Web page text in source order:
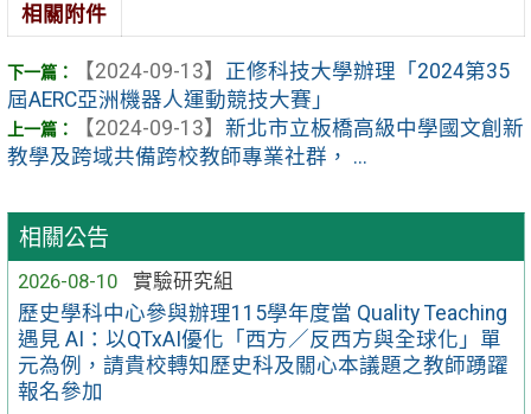
相關公告
2026-08-10
實驗研究組
歷史學科中心參與辦理115學年度當 Quality Teaching
遇見 AI：以QTxAI優化「西方／反西方與全球化」單
元為例，請貴校轉知歷史科及關心本議題之教師踴躍
報名參加
相關附件
【2024-09-13】 正修科技大學辦理「2024第35
屆AERC亞洲機器人運動競技大賽」
【2024-09-13】 新北市立板橋高級中學國文創新
教學及跨域共備跨校教師專業社群， ...